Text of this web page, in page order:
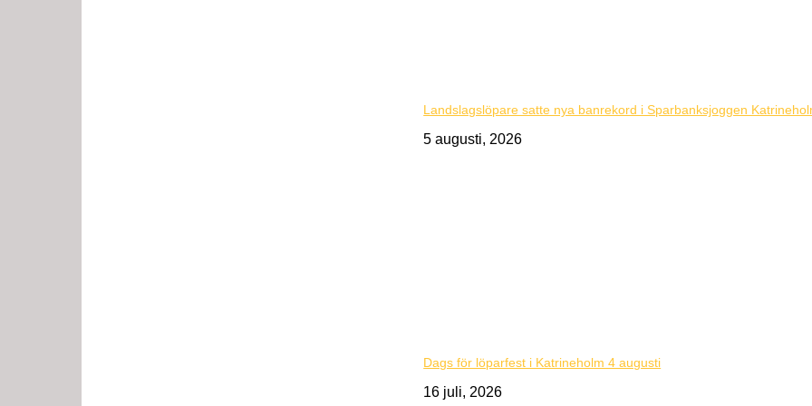
Landslagslöpare satte nya banrekord i Sparbanksjoggen
5 augusti, 2026
Dags för löparfest i Katrineholm 4 augusti
16 juli, 2026